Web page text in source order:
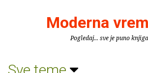
Moderna
Pogledaj... sve je puno
Sve teme